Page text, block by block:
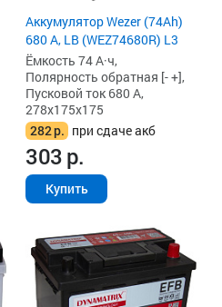
Аккумулятор Wezer (74Ah)
680 А, LB (WEZ74680R) L3
Ёмкость 74 А·ч,
Полярность обратная [- +],
Пусковой ток 680 А,
278x175x175
282р. при сдаче акб
303р.
Купить